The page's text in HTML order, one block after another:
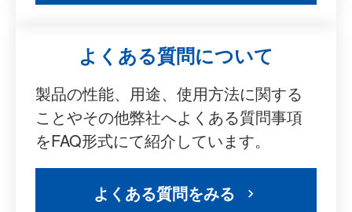
よくある質問について
製品の性能、用途、使用方法に関する
ことやその他弊社へよくある質問事項
をFAQ形式にて紹介しています。
よくある質問をみる